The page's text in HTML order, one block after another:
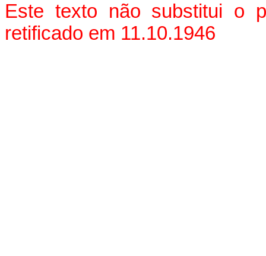
Este texto não substitui o
retificado em 11.10.1946